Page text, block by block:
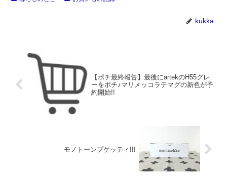
kukka
【ポチ最終報告】最後にartekのH55グレ
ーをポチ♪マリメッコラテマグの新色が予
約開始!!
モノトーンプケッティ!!!